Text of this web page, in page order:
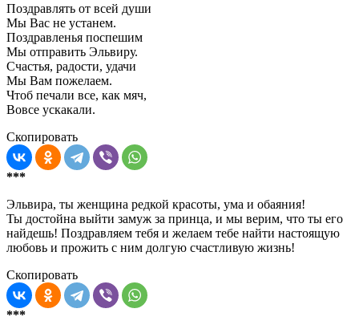
Поздравлять от всей души
Мы Вас не устанем.
Поздравленья поспешим
Мы отправить Эльвиру.
Счастья, радости, удачи
Мы Вам пожелаем.
Чтоб печали все, как мяч,
Вовсе ускакали.
Скопировать
***
Эльвира, ты женщина редкой красоты, ума и обаяния!
Ты достойна выйти замуж за принца, и мы верим, что ты его
найдешь! Поздравляем тебя и желаем тебе найти настоящую
любовь и прожить с ним долгую счастливую жизнь!
Скопировать
***